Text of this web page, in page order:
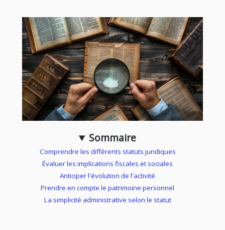
Sommaire
Comprendre les différents statuts juridiques
Évaluer les implications fiscales et sociales
Anticiper l'évolution de l'activité
Prendre en compte le patrimoine personnel
La simplicité administrative selon le statut